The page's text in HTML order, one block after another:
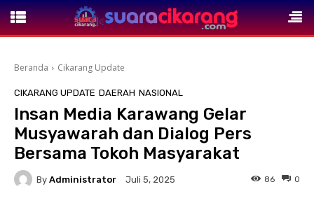
Beranda Cikarang Update
CIKARANG UPDATE DAERAH NASIONAL
Insan Media Karawang Gelar
Musyawarah dan Dialog Pers
Bersama Tokoh Masyarakat
By Administrator Juli 5, 2025 0
86